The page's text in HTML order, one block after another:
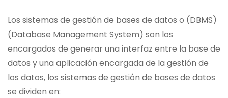
Los sistemas de gestión de bases de datos o (DBMS)
(Database Management System) son los
encargados de generar una interfaz entre la base de
datos y una aplicación encargada de la gestión de
los datos, los sistemas de gestión de bases de datos
se dividen en: